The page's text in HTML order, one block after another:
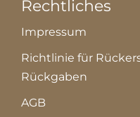
Rechtliches
Impressum
Richtlinie für
Rückgaben
AGB